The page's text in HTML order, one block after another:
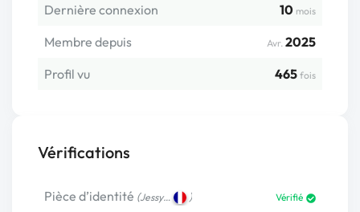
Dernière connexion 10 mois
Membre depuis Avr. 2025
Profil vu
465 fois
Vérifications
Pièce d’identité (Jessy… ) Vérifié